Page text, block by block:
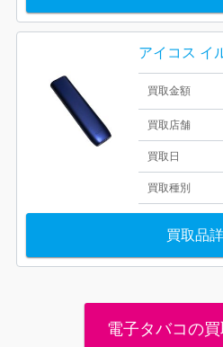
アイコス イ
買取金額
買取店舗
買取日
買取種別
買取品
電子タバコの